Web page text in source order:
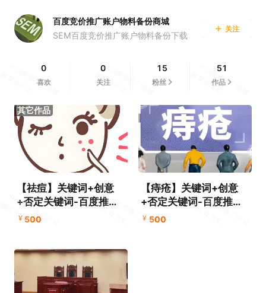
百度竞价推广账户物料备份商城
SEM百度竞价推广账户物料备份下载
关注
0
喜欢
0
关注
15
粉丝
51
作品
【祛痘】关键词+创意
+否定关键词-百度推广
物料账户备份文件下载
¥ 500
【痔疮】关键词+创意
+否定关键词-百度推广
物料账户备份文件下载
¥ 500